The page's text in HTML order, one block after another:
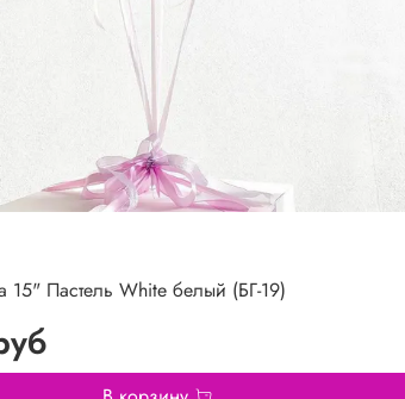
15" Пастель White белый (БГ-19)